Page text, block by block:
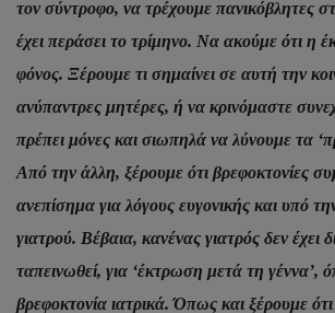
τον σύντροφο, να τρέχουμε πανικόβλητες
έχει περάσει το τρίμηνο. Να ακούμε ότι η
φόνος. Ξέρουμε τι σημαίνει σε αυτή την
ανύπαντρες μητέρες, ή να κρινόμαστε
πρέπει μόνες και σιωπηλά να λύνουμε τα
Από την άλλη, ξέρουμε ότι βρεφοκτονίες
ανεπίσημα για λόγους ευγονικής και υπό
γιατρού. Βέβαια, κανένας γιατρός δεν έχει
ταπεινωθεί, για ‘έκτρωση μετά τη γέννα’,
βρεφοκτονία ιατρικά. Όπως και ξέρουμε